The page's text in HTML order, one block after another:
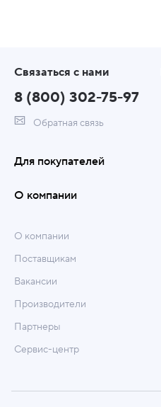
Связаться с нами
8 (800) 302-75-97
Обратная связь
Для покупателей
О компании
О компании
Поставщикам
Вакансии
Производители
Партнеры
Сервис-центр